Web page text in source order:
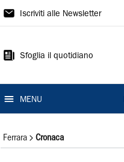
La
Ferrara
Iscriviti alle Newsletter
Sfoglia il quotidiano
MENU
Ferrara Cronaca